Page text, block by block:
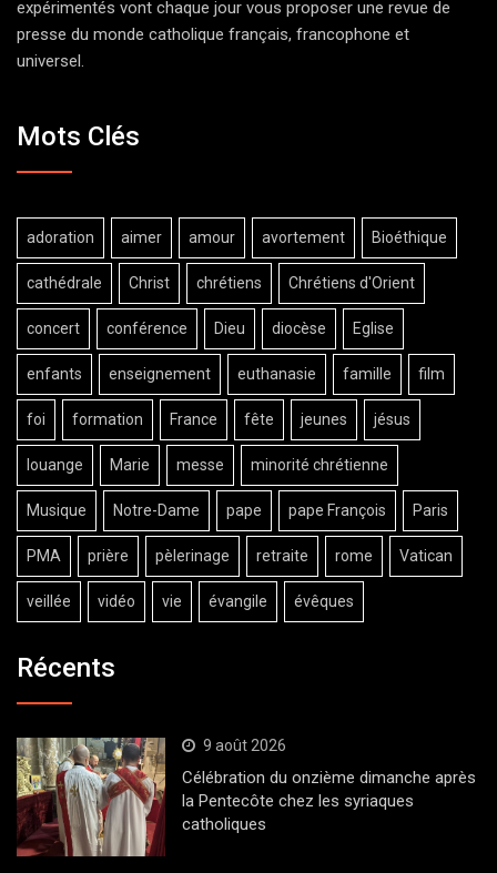
expérimentés vont chaque jour vous proposer une revue de
presse du monde catholique français, francophone et
universel.
Mots Clés
adoration aimer amour avortement Bioéthique
cathédrale Christ chrétiens Chrétiens d'Orient
concert conférence Dieu diocèse Eglise
enfants enseignement euthanasie famille film
foi formation France fête jeunes jésus
louange Marie messe minorité chrétienne
Musique Notre-Dame pape pape François Paris
PMA prière pèlerinage retraite rome Vatican
veillée vidéo vie évangile évêques
Récents
9 août 2026
Célébration du onzième dimanche après
la Pentecôte chez les syriaques
catholiques